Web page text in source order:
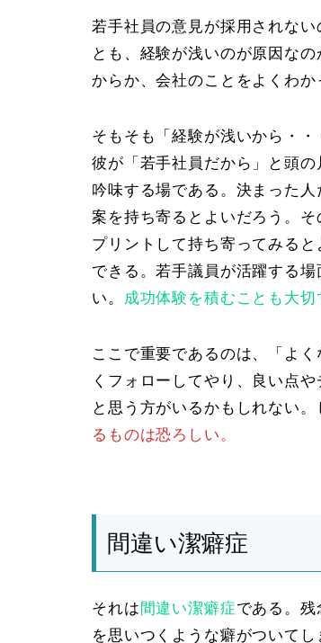
若手社員の意見が採用されな
とも、 経験が浅いのが原因な
からか、会社のことをよくわか
そもそも「経験が浅いから・
彼が「 若手社員だから 」と頭
吟味する場である。決まった
案を持ち寄る とよいだろう。そ
プリントして持ち寄ってみる
できる。若手議員が活躍する場
い 。 成功体験を積むことも大切
ここで重要であるのは、「よ
く フォロー してやり、良い点
と思う方がいるかもしれない
るものは恐ろしい。
間違い潔癖症
それは 間違い潔癖症である。
を思いつくような癖がついて